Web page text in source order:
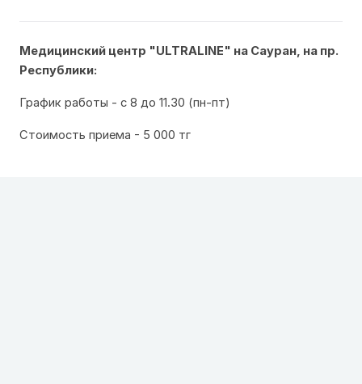
Медицинский центр "ULTRALINE" на Сауран, на пр.
Республики:
График работы - с 8 до 11.30 (пн-пт)
Стоимость приема - 5 000 тг